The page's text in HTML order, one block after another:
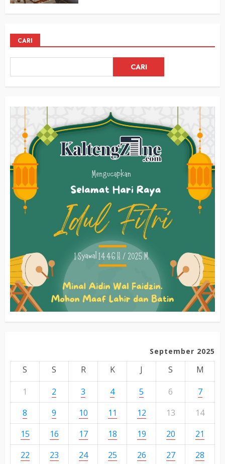
CARI
CARI
September 2025
S S R K J S
M
1
2 3 4 5 6
7
8
9 10 11 12 13
14
15
16 17 18 19 20
21
22
23 24 25 26 27
28